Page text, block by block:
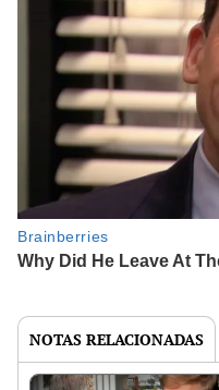
NOTAS RELACIONADAS